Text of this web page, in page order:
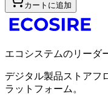
カートに追加
エコシステムのリーダ
デジタル製品ストアフ
ラットフォーム。